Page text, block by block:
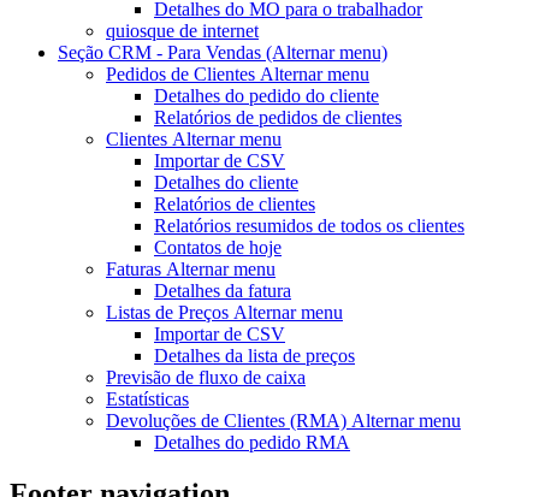
Detalhes do MO para o trabalhador
quiosque de internet
Seção CRM - Para Vendas (Alternar menu)
Pedidos de Clientes Alternar menu
Detalhes do pedido do cliente
Relatórios de pedidos de clientes
Clientes Alternar menu
Importar de CSV
Detalhes do cliente
Relatórios de clientes
Relatórios resumidos de todos os clientes
Contatos de hoje
Faturas Alternar menu
Detalhes da fatura
Listas de Preços Alternar menu
Importar de CSV
Detalhes da lista de preços
Previsão de fluxo de caixa
Estatísticas
Devoluções de Clientes (RMA) Alternar menu
Detalhes do pedido RMA